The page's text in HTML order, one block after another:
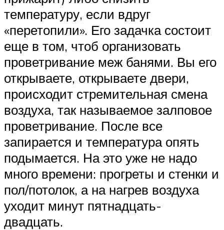
температуру, если вдруг
«перетопили». Его задачка состоит
еще в том, чтоб организовать
проветривание меж банями. Вы его
открываете, открываете двери,
происходит стремительная смена
воздуха, так называемое залповое
проветривание. После все
запирается и температура опять
подымается. На это уже не надо
много времени: прогреты и стенки и
пол/потолок, а на нагрев воздуха
уходит минут пятнадцать-
двадцать.